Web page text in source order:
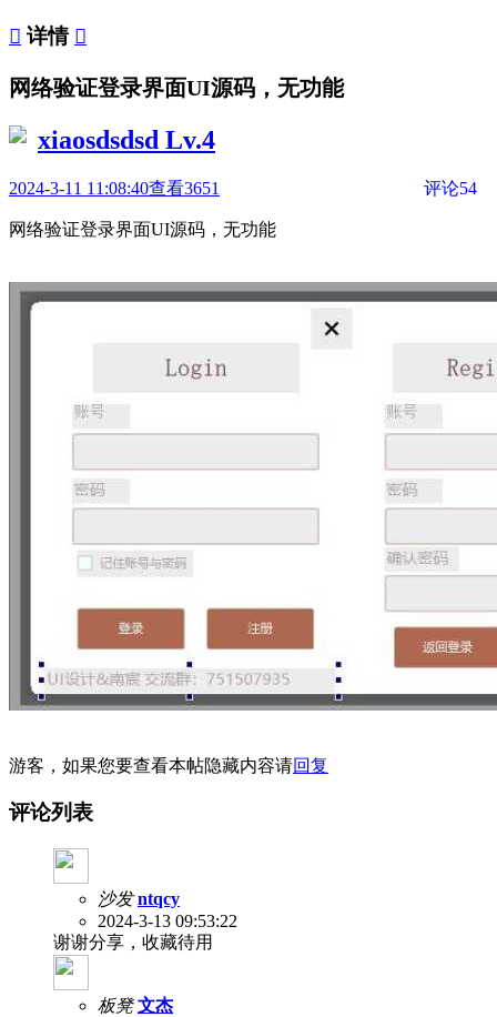
 详情 
网络验证登录界面UI源码，无功能
xiaosdsdsd Lv.4
2024-3-11 11:08:40查看3651 评论54
网络验证登录界面UI源码，无功能
游客，如果您要查看本帖隐藏内容请回复
评论列表
沙发 ntqcy
2024-3-13 09:53:22
谢谢分享，收藏待用
板凳 文杰